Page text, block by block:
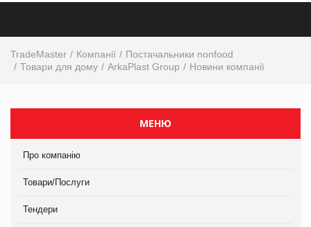
TradeMaster Компанії
Постачальники nonfood
Товари для дому
ArkaPlast Group Новини компанії
МЕНЮ
Про компанію
Товари/Послуги
Тендери